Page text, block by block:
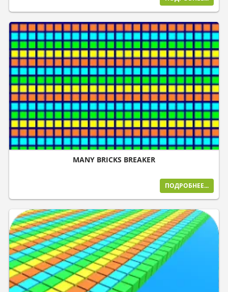
MANY BRICKS BREAKER
ПОДРОБНЕЕ...